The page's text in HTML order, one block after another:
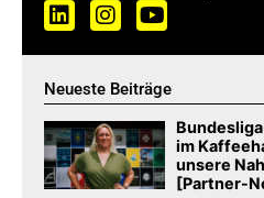
Neueste Beiträge
im
unsere
[Partner-